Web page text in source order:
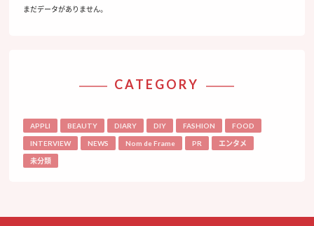
まだデータがありません。
CATEGORY
APPLI BEAUTY DIARY DIY FASHION FOOD
INTERVIEW NEWS Nom de Frame PR エンタメ
未分類